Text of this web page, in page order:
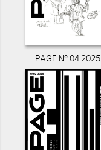
PAGE N° 04 2025